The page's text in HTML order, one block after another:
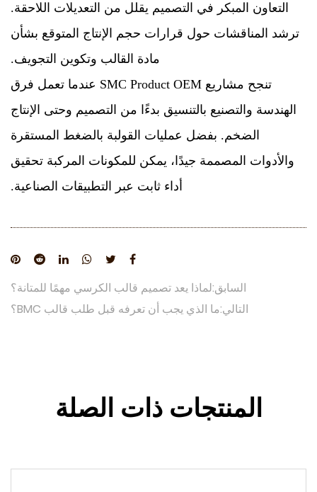
التعاون المبكر في التصميم يقلل من التعديلات اللاحقة.
ترشد المناقشات حول قرارات حجم الإنتاج المتوقع بشأن
مادة القالب وتكوين التجويف.
تنجح مشاريع SMC Product OEM عندما تعمل فرق
الهندسة والتصنيع بالتنسيق بدءًا من التصميم وحتى الإنتاج
الضخم. بفضل عمليات القولبة بالضغط المستقرة
والأدوات المصممة جيدًا، يمكن للمكونات المركبة تحقيق
أداء ثابت عبر التطبيقات الصناعية.
السابق:لماذا يعد تصميم قالب الكرسي مهمًا للمتانة؟
التالي:ما الذي يجب أن تعرفه قبل طلب قالب BMC؟
المنتجات ذات الصلة